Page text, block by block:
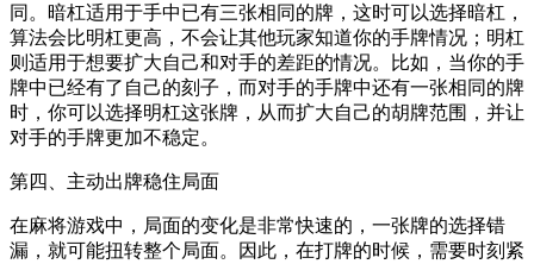
同。暗杠适用于手中已有三张相同的牌，这时可以选择暗杠，
算法会比明杠更高，不会让其他玩家知道你的手牌情况；明杠
则适用于想要扩大自己和对手的差距的情况。比如，当你的手
牌中已经有了自己的刻子，而对手的手牌中还有一张相同的牌
时，你可以选择明杠这张牌，从而扩大自己的胡牌范围，并让
对手的手牌更加不稳定。
第四、主动出牌稳住局面
在麻将游戏中，局面的变化是非常快速的，一张牌的选择错
漏，就可能扭转整个局面。因此，在打牌的时候，需要时刻紧